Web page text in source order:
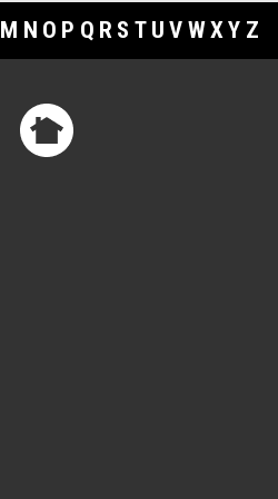
M N O P Q R S T U V WXY Z